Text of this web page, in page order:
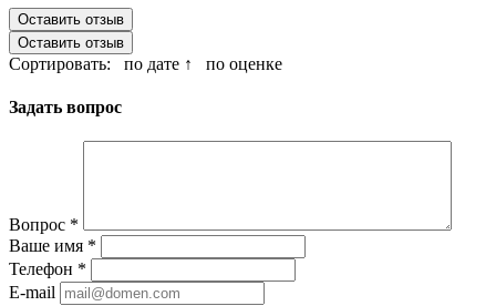
Оставить отзыв
Оставить отзыв
Сортировать: по дате ↑ по оценке
Задать вопрос
Вопрос *
Ваше имя *
Телефон *
E-mail